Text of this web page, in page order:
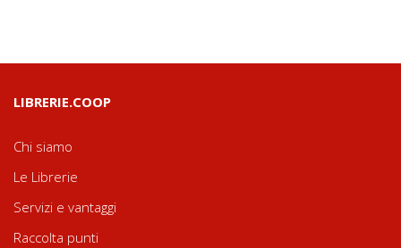
LIBRERIE.COOP
Chi siamo
Le Librerie
Servizi e vantaggi
Raccolta punti